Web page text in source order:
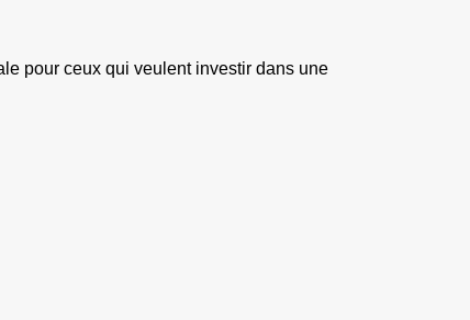
pour ceux qui veulent investir dans une